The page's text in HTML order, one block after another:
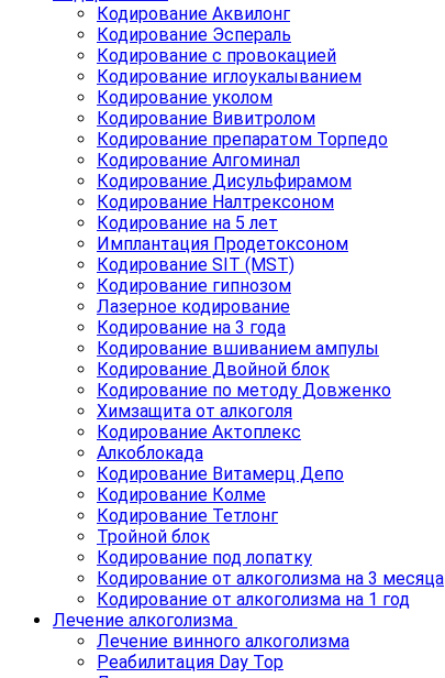
Кодирование Аквилонг
Кодирование Эспераль
Кодирование с провокацией
Кодирование иглоукалыванием
Кодирование уколом
Кодирование Вивитролом
Кодирование препаратом Торпедо
Кодирование Алгоминал
Кодирование Дисульфирамом
Кодирование Налтрексоном
Кодирование на 5 лет
Имплантация Продетоксоном
Кодирование SIT (MST)
Кодирование гипнозом
Лазерное кодирование
Кодирование на 3 года
Кодирование вшиванием ампулы
Кодирование Двойной блок
Кодирование по методу Довженко
Химзащита от алкоголя
Кодирование Актоплекс
Алкоблокада
Кодирование Витамерц Депо
Кодирование Колме
Кодирование Тетлонг
Тройной блок
Кодирование под лопатку
Кодирование от алкоголизма на 3 месяца
Кодирование от алкоголизма на 1 год
Лечение алкоголизма
Лечение винного алкоголизма
Реабилитация Day Top